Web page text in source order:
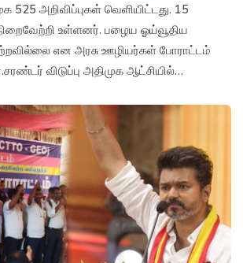
525 அறிவிப்புகள் வெளியிட்டது. 15
உள்ளனர். பழைய ஓய்வூதிய
என அரசு ஊழியர்கள் போராட்டம்
விடுப்பு அதிமுக ஆட்சியில்